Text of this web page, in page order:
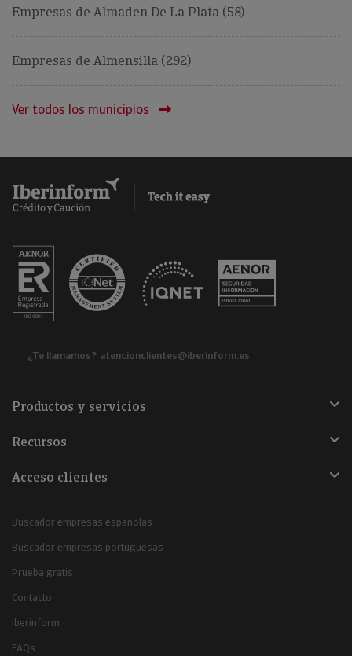
Empresas de Almaden De La Plata (58)
Empresas de Almensilla (292)
Ver todos los municipios
¿Te llamamos? atencionclientes@iberinform.es
Productos y servicios
Recursos
Acceso clientes
Buscador empresas españolas
Buscador empresas portuguesas
Prueba gratis
Contacto
Iberinform
FAQs